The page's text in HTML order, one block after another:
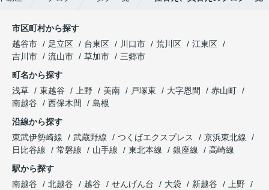
市区町村から探す
越谷市
足立区 台東区 川口市 荒川区
江東区
吉川市
流山市 草加市
三郷市
町名から探す
浅草
東越谷 上野 美南 戸塚東 大字恩間
赤山町
南越谷
西保木間
島根
沿線から探す
東武伊勢崎線
武蔵野線 つくばエクスプレス
京浜東北線
日比谷線
常磐線 山手線 東北本線 銀座線
高崎線
駅から探す
南越谷
北越谷 越谷 せんげん台 大袋 新越谷
上野